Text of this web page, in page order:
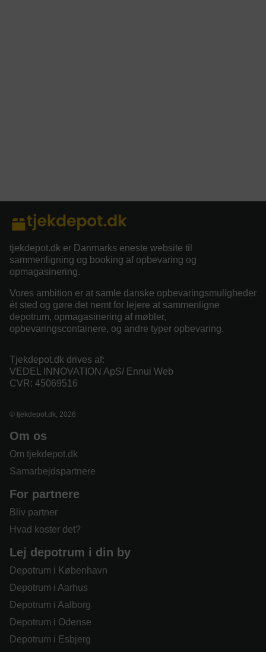
tjekdepot.dk er Danmarks eneste website til
sammenligning og booking af opbevaring og
opmagasinering.
Vores ambition er at samle danske opbevaringsmuligheder
ét sted og gøre det nemt for lejere at sammenligne
depotrum, opmagasinering af møbler,
opbevaringscontainere, og andre typer opbevaring.
Tjekdepot.dk drives af:
VEDEL INNOVATION ApS/ Ennui Web
CVR: 45069516
© tjekdepot.dk, 2026
Om os
Om tjekdepot.dk
Samarbejdspartnere
For partnere
Bliv partner
Hvad koster det?
Lej depotrum i din by
Depotrum i København
Depotrum i Aarhus
Depotrum i Aalborg
Depotrum i Odense
Depotrum i Esbjerg